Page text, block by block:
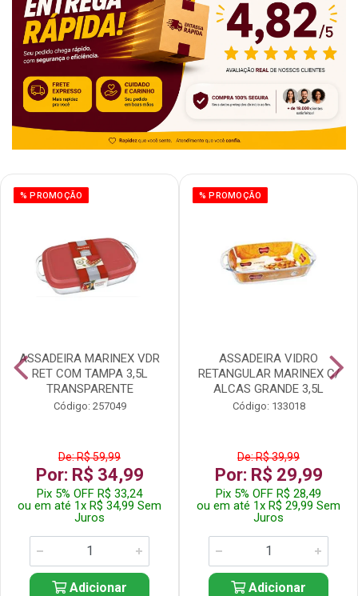
% PROMOÇÃO
ASSADEIRA MARINEX VDR
RET COM TAMPA 3,5L
TRANSPARENTE
Código: 257049
De: R$ 59,99
Por: R$ 34,99
Pix 5% OFF R$ 33,24
ou em até 1x R$ 34,99 Sem
Juros
Adicionar
% PROMOÇÃO
ASSADEIRA VIDRO
RETANGULAR MARINEX C/
ALCAS GRANDE 3,5L
Código: 133018
De: R$ 39,99
Por: R$ 29,99
Pix 5% OFF R$ 28,49
ou em até 1x R$ 29,99 Sem
Juros
Adicionar